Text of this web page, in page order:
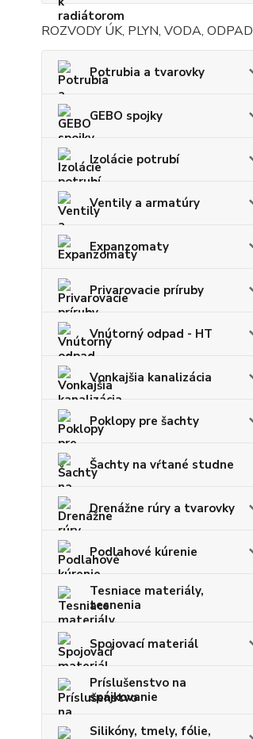
ROZVODY ÚK, PLYN, VODA, ODPAD
Potrubia a tvarovky
GEBO spojky
Izolácie potrubí
Ventily a armatúry
Expanzomaty
Privarovacie príruby
Vnútorný odpad - HT
Vonkajšia kanalizácia
Poklopy pre šachty
Šachty na vŕtané studne
Drenážne rúry a tvarovky
Podlahové kúrenie
Tesniace materiály,
tesnenia
Spojovací materiál
Príslušenstvo na
spájkovanie
Silikóny, tmely, fólie,